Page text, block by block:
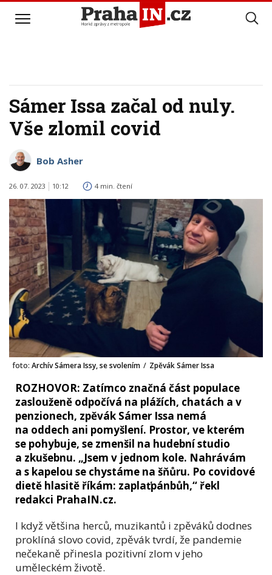
Sámer Issa začal od nuly.
Vše zlomil covid
Bob Asher
26. 07. 2023 10:12 4 min. čtení
foto: Archív Sámera Issy, se svolením / Zpěvák Sámer Issa
ROZHOVOR: Zatímco značná část populace
zaslouženě odpočívá na plážích, chatách a v
penzionech, zpěvák Sámer Issa nemá
na oddech ani pomyšlení. Prostor, ve kterém
se pohybuje, se zmenšil na hudební studio
a zkušebnu. „Jsem v jednom kole. Nahrávám
a s kapelou se chystáme na šňůru. Po covidové
dietě hlasitě říkám: zaplaťpánbůh,“ řekl
redakci PrahaIN.cz.
I když většina herců, muzikantů i zpěváků dodnes
proklíná slovo covid, zpěvák tvrdí, že pandemie
nečekaně přinesla pozitivní zlom v jeho
uměleckém životě.